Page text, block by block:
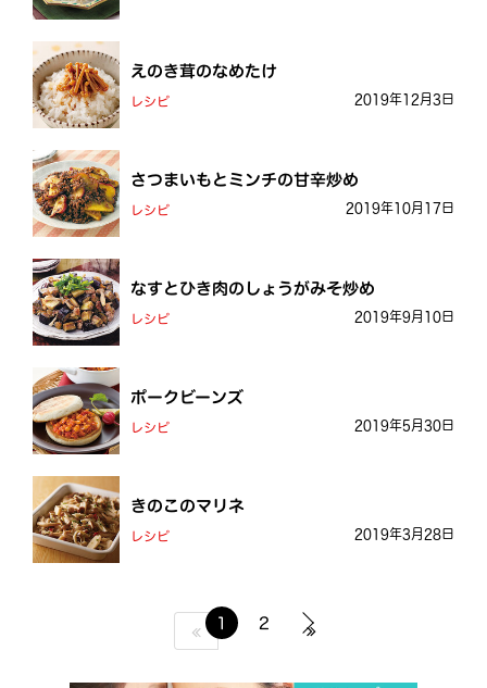
えのき茸のなめたけ
レシピ 2019年12月3日
さつまいもとミンチの甘辛炒め
レシピ 2019年10月17日
なすとひき肉のしょうがみそ炒め
レシピ 2019年9月10日
ポークビーンズ
レシピ 2019年5月30日
きのこのマリネ
レシピ 2019年3月28日
1 2